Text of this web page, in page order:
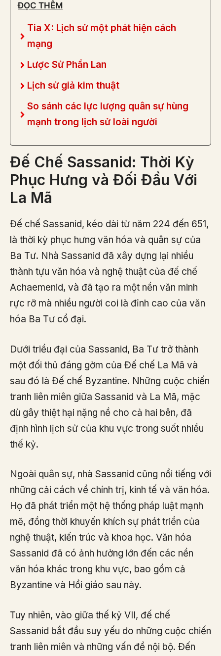
ĐỌC THÊM
Tia X: Lịch sử một phát hiện cách
mạng
Lược Sử Phần Lan
Lịch sử giả kim thuật
So sánh các lực lượng quân sự hùng
mạnh trong lịch sử loài người
Đế Chế Sassanid: Thời Kỳ
Phục Hưng và Đối Đầu Với
La Mã
Đế chế Sassanid, kéo dài từ năm 224 đến 651,
là thời kỳ phục hưng văn hóa và quân sự của
Ba Tư. Nhà Sassanid đã xây dựng lại nhiều
thành tựu văn hóa và nghệ thuật của đế chế
Achaemenid, và đã tạo ra một nền văn minh
rực rỡ mà nhiều người coi là đỉnh cao của văn
hóa Ba Tư cổ đại.
Dưới triều đại của Sassanid, Ba Tư trở thành
một đối thủ đáng gờm của Đế chế La Mã và
sau đó là Đế chế Byzantine. Những cuộc chiến
tranh liên miên giữa Sassanid và La Mã, mặc
dù gây thiệt hại nặng nề cho cả hai bên, đã
định hình lịch sử của khu vực trong suốt nhiều
thế kỷ.
Ngoài quân sự, nhà Sassanid cũng nổi tiếng với
những cải cách về chính trị, kinh tế và văn hóa.
Họ đã phát triển một hệ thống pháp luật mạnh
mẽ, đồng thời khuyến khích sự phát triển của
nghệ thuật, kiến trúc và khoa học. Văn hóa
Sassanid đã có ảnh hưởng lớn đến các nền
văn hóa khác trong khu vực, bao gồm cả
Byzantine và Hồi giáo sau này.
Tuy nhiên, vào giữa thế kỷ VII, đế chế
Sassanid bắt đầu suy yếu do những cuộc chiến
tranh liên miên và những vấn đề nội bộ. Đến